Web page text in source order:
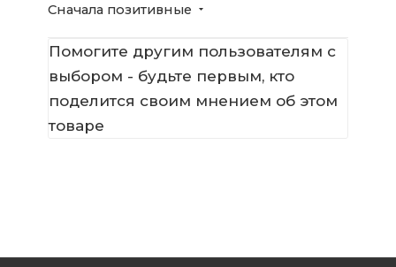
Сначала позитивные
Помогите другим пользователям с
выбором - будьте первым, кто
поделится своим мнением об этом
товаре